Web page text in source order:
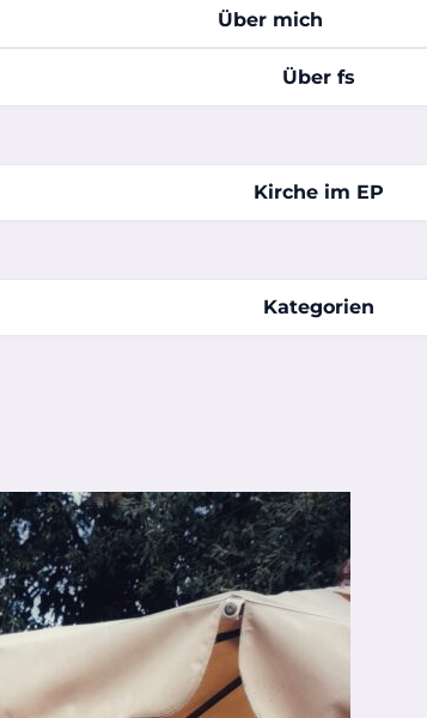
Über mich
Über fs
Kirche im EP
Kategorien